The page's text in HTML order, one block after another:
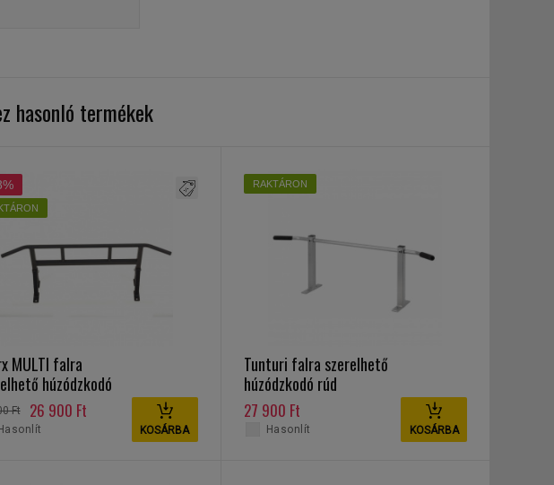
hasonló termékek
MULTI falra
húzódzkodó
Ft 26 900 Ft
KOSÁRBA
Hasonlít
RAKTÁRON
Tunturi falra szerelhető
húzódzkodó rúd
27 900 Ft
KOSÁRBA
Hasonlít